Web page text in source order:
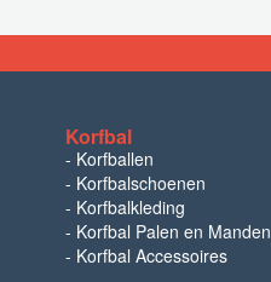
Korfbal
- Korfballen
- Korfbalschoenen
- Korfbalkleding
- Korfbal Palen en Manden
- Korfbal Accessoires